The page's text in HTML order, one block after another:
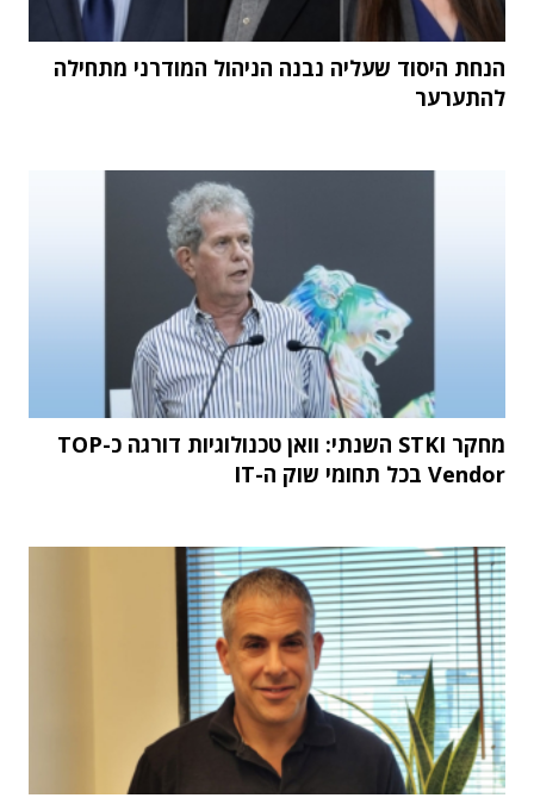
הנחת היסוד שעליה נבנה הניהול המודרני מתחילה
להתערער
מחקר STKI השנתי: וואן טכנולוגיות דורגה כ-TOP
Vendor בכל תחומי שוק ה-IT